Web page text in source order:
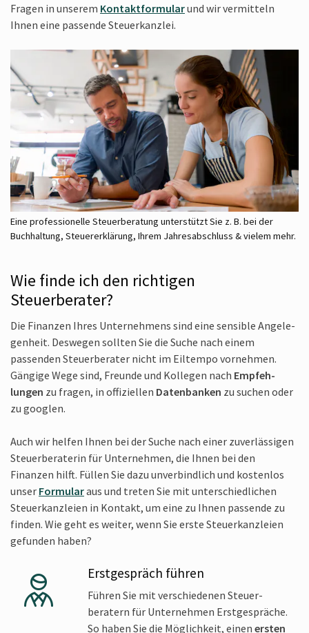
Fragen in unserem Kontakt­formularund wir vermitteln
Ihnen eine passende Steuer­kanzlei.
Eine professionelle Steuerberatung unterstützt Sie z. B. bei der
Buchhaltung, Steuererklärung, Ihrem Jahresabschluss & vielem mehr.
Wie finde ich den richtigen
Steuerberater?
Die Finanzen Ihres Unter­nehmens sind eine sensible Angele­
genheit. Deswegen sollten Sie die Suche nach einem
passenden Steuer­berater nicht im Eiltempo vornehmen.
Gängige Wege sind, Freunde und Kollegen nach Empfeh­
lungen zu fragen, in offi­ziellen Daten­banken zu suchen oder
zu googlen.
Auch wir helfen Ihnen bei der Suche nach einer zuver­lässigen
Steuer­beraterin für Unternehmen, die Ihnen bei den
Finanzen hilft. Füllen Sie dazu unver­bindlich und kostenlos
unser Formularaus und treten Sie mit unterschied­lichen
Steuer­kanzleien in Kontakt, um eine zu Ihnen passende zu
finden. Wie geht es weiter, wenn Sie erste Steuer­kanzleien
gefunden haben?
Erstgespräch führen
Führen Sie mit verschie­denen Steuer­
beratern für Unternehmen Erst­gespräche.
So haben Sie die Möglich­keit, einen ersten